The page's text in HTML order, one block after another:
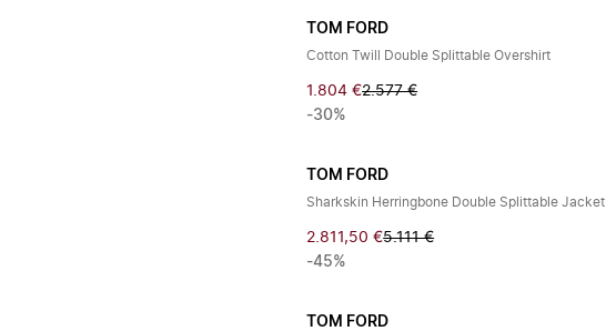
TOM FORD
Cotton Twill Double Splittable Overshirt
1.804 €2.577 €
-30%
TOM FORD
Sharkskin Herringbone Double Splittable Jacket
2.811,50 €5.111 €
-45%
TOM FORD